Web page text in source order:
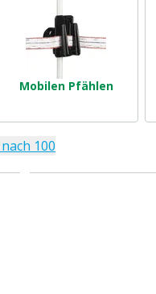
Mobilen Pfählen
100